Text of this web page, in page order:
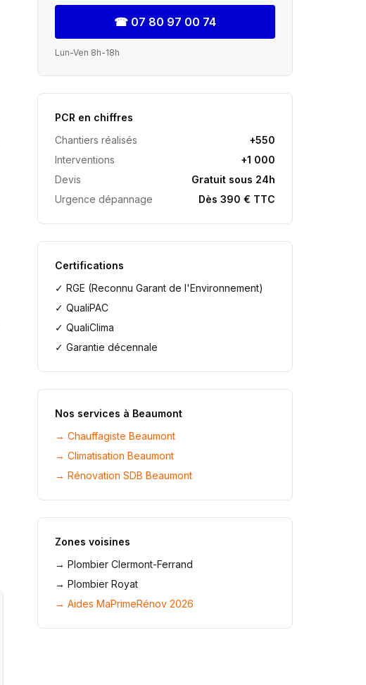
☎ 07 80 97 00 74
Lun-Ven 8h-18h
PCR en chiffres
Chantiers réalisés
+550
Interventions
+1 000
Devis
Gratuit sous 24h
Urgence dépannage
Dès 390 € TTC
Certifications
✓ RGE (Reconnu Garant de l'Environnement)
✓ QualiPAC
✓ QualiClima
✓ Garantie décennale
Nos services à Beaumont
→Chauffagiste Beaumont
→Climatisation Beaumont
→Rénovation SDB Beaumont
Zones voisines
→Plombier Clermont-Ferrand
→Plombier Royat
→ Aides MaPrimeRénov 2026